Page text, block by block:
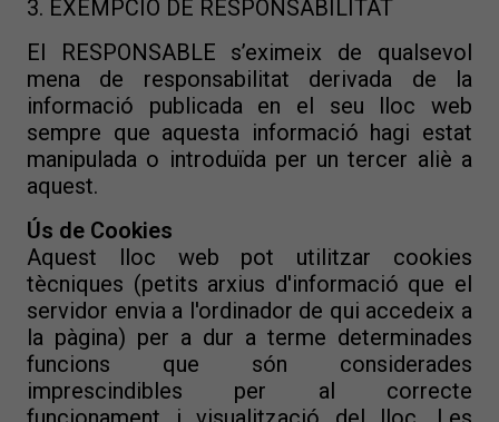
3. EXEMPCIÓ DE RESPONSABILITAT
El RESPONSABLE s’eximeix de qualsevol
mena de responsabilitat derivada de la
informació publicada en el seu lloc web
sempre que aquesta informació hagi estat
manipulada o introduïda per un tercer aliè a
aquest.
Ús de Cookies
Aquest lloc web pot utilitzar cookies
tècniques (petits arxius d'informació que el
servidor envia a l'ordinador de qui accedeix a
la pàgina) per a dur a terme determinades
funcions que són considerades
imprescindibles per al correcte